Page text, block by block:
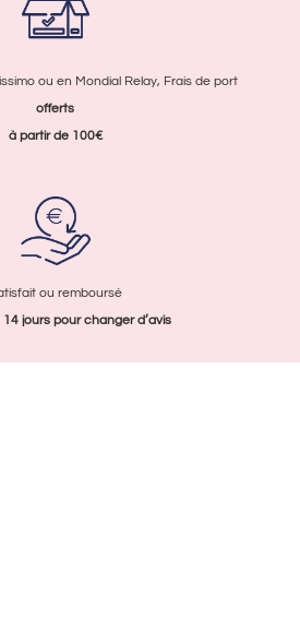
ou en Mondial Relay, Frais de port
offerts
à partir de 100€
ou remboursé
14 jours pourchanger d’avis